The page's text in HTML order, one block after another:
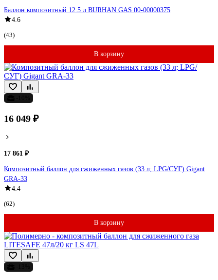
Баллон композитный 12.5 л BURHAN GAS 00-00000375
4.6
(43)
В корзину
16 049 ₽
17 861 ₽
Композитный баллон для сжиженных газов (33 л; LPG/СУГ) Gigant
GRA-33
4.4
(62)
В корзину